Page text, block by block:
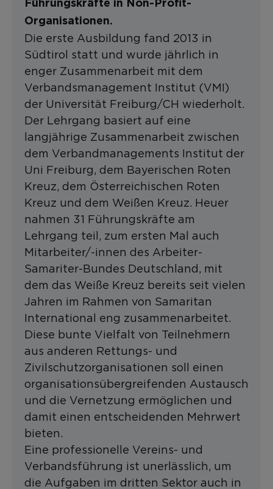
Führungskräfte in Non-Profit-
Organisationen.
Die erste Ausbildung fand 2013 in
Südtirol statt und wurde jährlich in
enger Zusammenarbeit mit dem
Verbandsmanagement Institut (VMI)
der Universität Freiburg/CH wiederholt.
Der Lehrgang basiert auf eine
langjährige Zusammenarbeit zwischen
dem Verbandmanagements Institut der
Uni Freiburg, dem Bayerischen Roten
Kreuz, dem Österreichischen Roten
Kreuz und dem Weißen Kreuz. Heuer
nahmen 31 Führungskräfte am
Lehrgang teil, zum ersten Mal auch
Mitarbeiter/-innen des Arbeiter-
Samariter-Bundes Deutschland, mit
dem das Weiße Kreuz bereits seit vielen
Jahren im Rahmen von Samaritan
International eng zusammenarbeitet.
Diese bunte Vielfalt von Teilnehmern
aus anderen Rettungs- und
Zivilschutzorganisationen soll einen
organisationsübergreifenden Austausch
und die Vernetzung ermöglichen und
damit einen entscheidenden Mehrwert
bieten.
Eine professionelle Vereins- und
Verbandsführung ist unerlässlich, um
die Aufgaben im dritten Sektor auch in